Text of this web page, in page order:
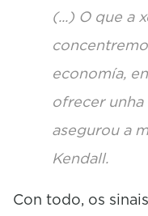
(...) O que a
economía,
ofrecer
asegurou a
Kendall.
Con todo, os